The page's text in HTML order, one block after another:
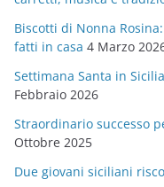
r
i
e
Biscotti di Nonna
fatti in casa 4 Marzo
Settimana Santa in
Febbraio 2026
Straordinario successo
Ottobre 2025
Due giovani siciliani